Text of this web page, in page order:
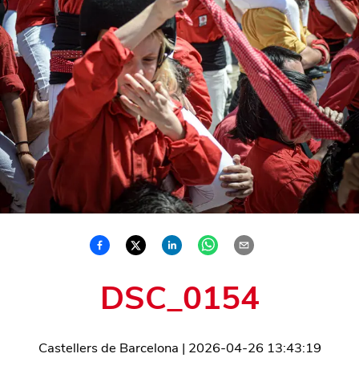
DSC_0154
Castellers de Barcelona | 2026-04-26 13:43:19